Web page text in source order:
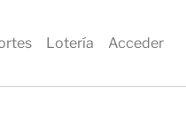
Lotería Acceder